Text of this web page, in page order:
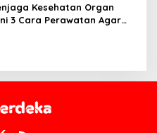
Kesehatan Organ
3 Cara Perawatan Agar